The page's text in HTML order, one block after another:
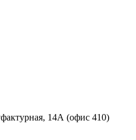
14А (офис 410)